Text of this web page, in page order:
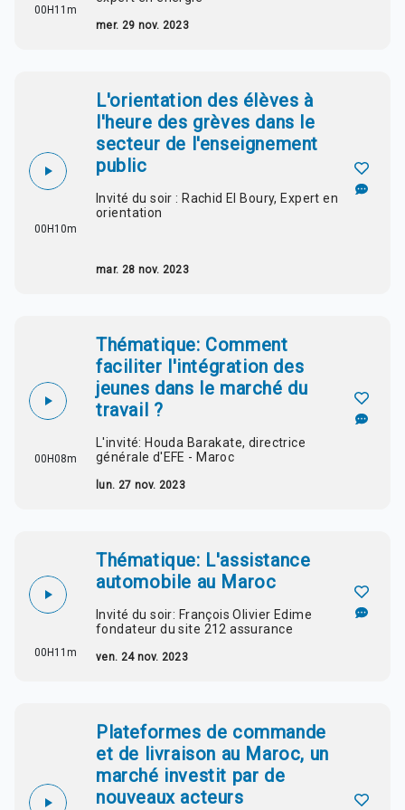
00H11m
mer. 29 nov. 2023
00H10m
L'orientation des élèves à
l'heure des grèves dans le
secteur de l'enseignement
public
Invité du soir : Rachid El Boury, Expert en
orientation
mar. 28 nov. 2023
00H08m
Thématique: Comment
faciliter l'intégration des
jeunes dans le marché du
travail ?
L'invité: Houda Barakate, directrice
générale d'EFE - Maroc
lun. 27 nov. 2023
00H11m
Thématique: L'assistance
automobile au Maroc
Invité du soir: François Olivier Edime
fondateur du site 212 assurance
ven. 24 nov. 2023
Plateformes de commande
et de livraison au Maroc, un
marché investit par de
nouveaux acteurs